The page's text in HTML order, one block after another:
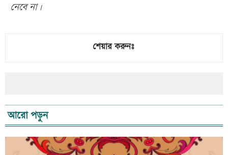
নেবে না।
শেয়ার করুনঃ
আরো পড়ুন